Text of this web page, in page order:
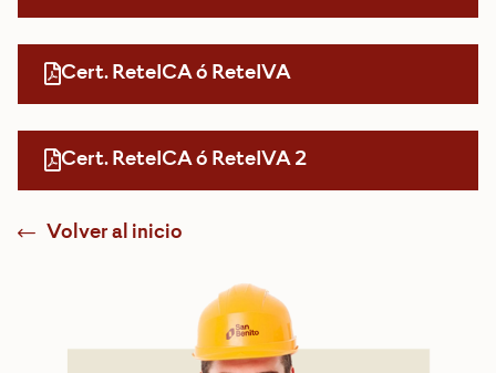
Cert. ReteICA ó ReteIVA
Cert. ReteICA ó ReteIVA 2
Volver al inicio